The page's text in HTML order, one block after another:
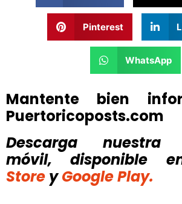
Pinterest
WhatsApp
Mantente bien
Puertoricoposts.com
Descarga nuestra
móvil, disponible
Store y Google Play.